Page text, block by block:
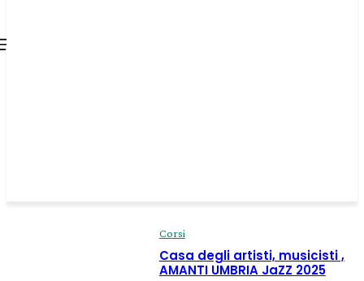
Corsi
Casa degli artisti, musicisti ,
AMANTI UMBRIA JaZZ 2025